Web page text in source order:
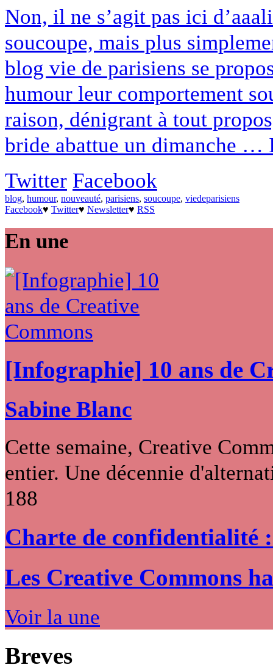
Non, il ne s’agit pas ici
soucoupe, mais plus
blog vie de parisiens se
humour leur comportement
raison, dénigrant à tout
bride abattue un dimanche …
Twitter Facebook
blog, humour, nouveauté, parisiens, soucoupe, viedeparisiens
Facebook♥ Twitter♥ Newsletter♥ RSS
En une
[Infographie] 10 ans de
Sabine Blanc
Cette semaine, Creative
entier. Une décennie
188
Charte de confidentialité
Les Creative Commons
Voir la une
Breves